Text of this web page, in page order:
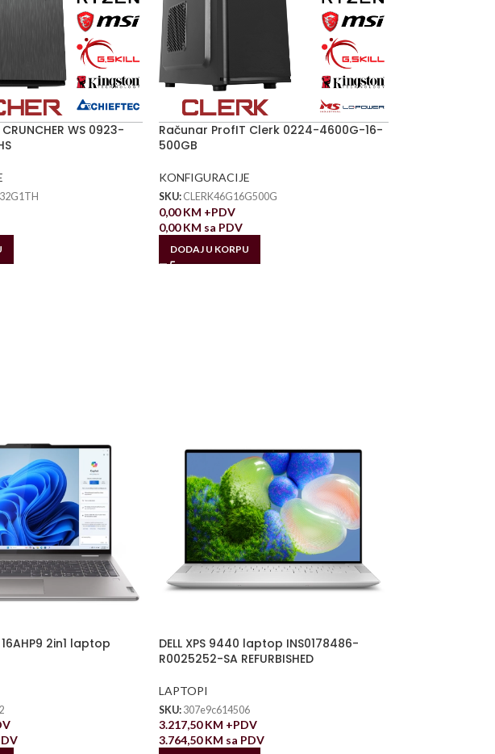
WS 0923-
Računar ProfIT Clerk 0224-4600G-16-
500GB
KONFIGURACIJE
SKU: CLERK46G16G500G
0,00KM +PDV
0,00KM sa PDV
DODAJ U KORPU
2in1 laptop
DELL XPS 9440 laptop INS0178486-
R0025252-SA REFURBISHED
LAPTOPI
SKU: 307e9c614506
3.217,50KM +PDV
3.764,50KM sa PDV